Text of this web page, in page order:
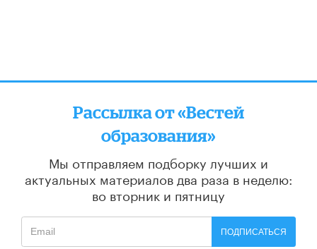
Рассылка от «Вестей
образования»
Мы отправляем подборку лучших и
актуальных материалов два раза в неделю:
во вторник и пятницу
ПОДПИСАТЬСЯ